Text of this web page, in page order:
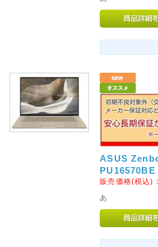
当店での交換やご返金、修理
2014年08月01日
◇当店お振込先銀行の取り
誠に勝手ながら、お振込先の「
て取り扱いを終了とさせてい
以降にご注文のお客様は「楽
◇【時間指定不可】商品の
ヤマト便配送の大型商品(46イ
ASUS
販売価格(税込)
あ